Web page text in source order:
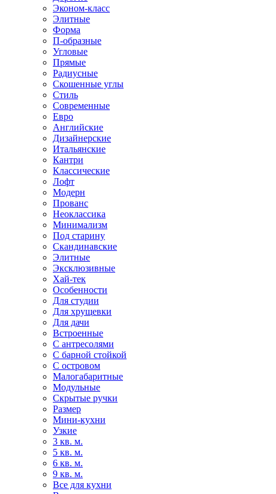
Эконом-класс
Элитные
Форма
П-образные
Угловые
Прямые
Радиусные
Скошенные углы
Стиль
Современные
Евро
Английские
Дизайнерские
Итальянские
Кантри
Классические
Лофт
Модерн
Прованс
Неоклассика
Минимализм
Под старину
Скандинавские
Элитные
Эксклюзивные
Хай-тек
Особенности
Для студии
Для хрущевки
Для дачи
Встроенные
С антресолями
С барной стойкой
С островом
Малогабаритные
Модульные
Скрытые ручки
Размер
Мини-кухни
Узкие
3 кв. м.
5 кв. м.
6 кв. м.
9 кв. м.
Все для кухни